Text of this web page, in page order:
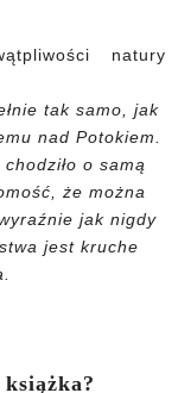
natury
tak samo, jak
nad Potokiem.
o samą
że można
jak nigdy
jest kruche